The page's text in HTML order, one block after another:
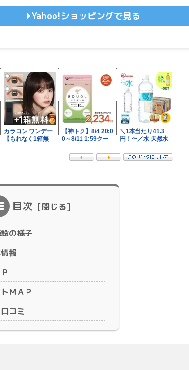
Yahoo!ショッピングで見る
目次
の様子
報
ＭＡＰ
コミ